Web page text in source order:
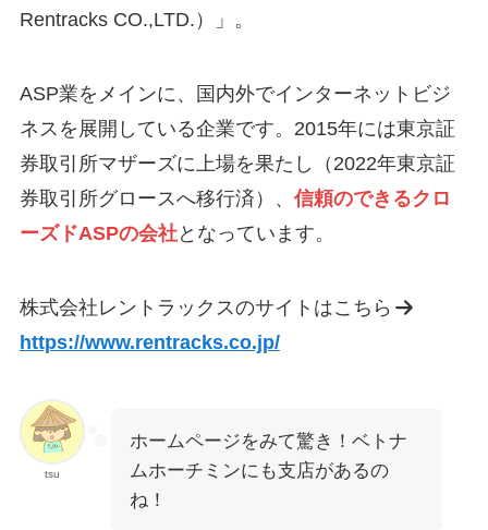
Rentracks CO.,LTD.）」。
ASP業をメインに、国内外でインターネットビジ
ネスを展開している企業です。2015年には東京証
券取引所マザーズに上場を果たし（2022年東京証
券取引所グロースへ移行済）、 信頼のできるクロ
ーズドASPの会社となっています。
株式会社レントラックスのサイトはこちら
https://www.rentracks.co.jp/
tsu
ホームページをみて驚き！ベトナ
ムホーチミンにも支店があるの
ね！